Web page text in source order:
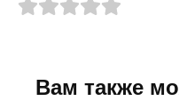
Вам также